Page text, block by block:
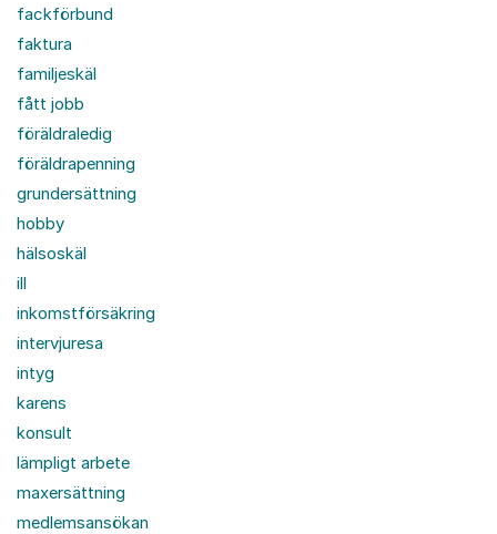
fackförbund
faktura
familjeskäl
fått jobb
föräldraledig
föräldrapenning
grundersättning
hobby
hälsoskäl
ill
inkomstförsäkring
intervjuresa
intyg
karens
konsult
lämpligt arbete
maxersättning
medlemsansökan